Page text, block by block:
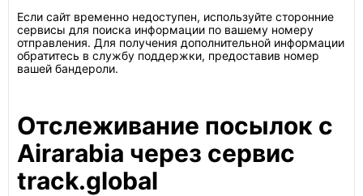
Если сайт временно недоступен, используйте сторонние
сервисы для поиска информации по вашему номеру
отправления. Для получения дополнительной информации
обратитесь в службу поддержки, предоставив номер
вашей бандероли.
Отслеживание посылок с
Airarabia через сервис
track.global